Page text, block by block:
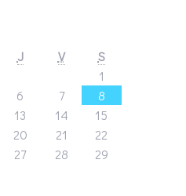
J V
S
1
6 7
8
13 14
15
20 21
22
27 28
29